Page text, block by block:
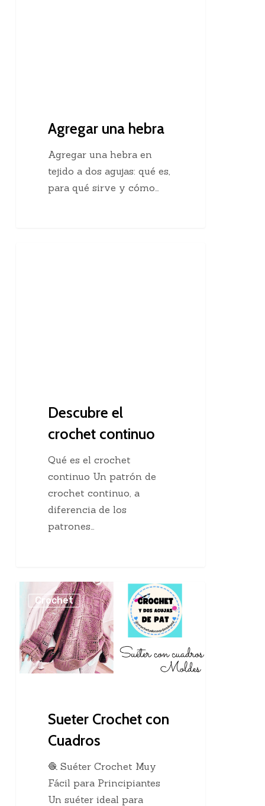
Agregar una hebra
Agregar una hebra en
tejido a dos agujas: qué es,
para qué sirve y cómo…
Descubre el
crochet continuo
Qué es el crochet
continuo Un patrón de
crochet continuo, a
diferencia de los
patrones…
Crochet
con
Cuadros
Crochet
Sueter Crochet con
Cuadros
🧶 Suéter Crochet Muy
Fácil para Principiantes
Un suéter ideal para